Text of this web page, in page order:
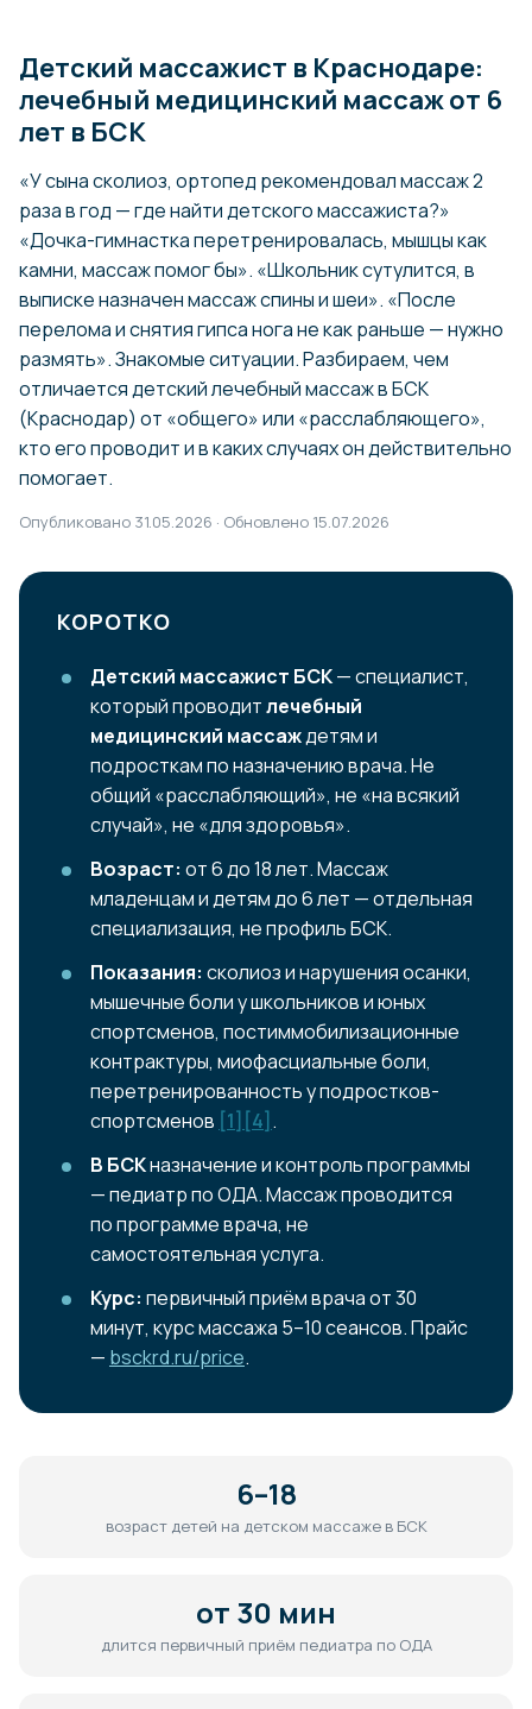
Детский массажист в Краснодаре:
лечебный медицинский массаж от 6
лет в БСК
«У сына сколиоз, ортопед рекомендовал массаж 2
раза в год — где найти детского массажиста?»
«Дочка-гимнастка перетренировалась, мышцы как
камни, массаж помог бы». «Школьник сутулится, в
выписке назначен массаж спины и шеи». «После
перелома и снятия гипса нога не как раньше — нужно
размять». Знакомые ситуации. Разбираем, чем
отличается детский лечебный массаж в БСК
(Краснодар) от «общего» или «расслабляющего»,
кто его проводит и в каких случаях он действительно
помогает.
Опубликовано 31.05.2026 · Обновлено 15.07.2026
КОРОТКО
Детский массажист БСК— специалист,
который проводитлечебный
медицинский массаждетям и
подросткам по назначению врача. Не
общий «расслабляющий», не «на всякий
случай», не «для здоровья».
Возраст: от 6 до 18 лет. Массаж
младенцам и детям до 6 лет — отдельная
специализация, не профиль БСК.
Показания: сколиоз и нарушения осанки,
мышечные боли у школьников и юных
спортсменов, постиммобилизационные
контрактуры, миофасциальные боли,
перетренированность у подростков-
спортсменов [1] [4] .
В БСКназначение и контроль программы
— педиатр по ОДА. Массаж проводится
по программе врача, не
самостоятельная услуга.
Курс: первичный приём врача от 30
минут, курс массажа 5–10 сеансов. Прайс
— bsckrd.ru/price.
6–18
возраст детей на детском массаже в БСК
от 30 мин
длится первичный приём педиатра по ОДА